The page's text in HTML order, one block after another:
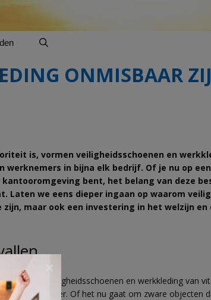
ONMISBAAR
is, vormen veiligheidsschoenen en
werknemers in bijna elk bedrijf. Of je nu op
bent, het belang van deze
Laten we eens dieper ingaan op waarom
maar ook een investering in het welzijn
waarom veiligheidsschoenen en werkkleding van
op de werkvloer. Of het nu gaat om zware objecten
×